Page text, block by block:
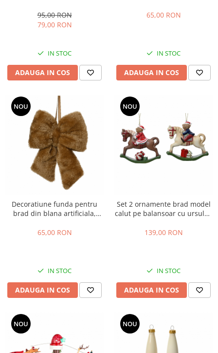
95,00 RON
79,00 RON
IN STOC
ADAUGA IN COS
65,00 RON
IN STOC
ADAUGA IN COS
NOU
Decoratiune funda pentru
brad din blana artificiala,
65,00 RON
IN STOC
ADAUGA IN COS
NOU
Set 2 ornamente brad model
calut pe balansoar cu ursulet,
139,00 RON
IN STOC
ADAUGA IN COS
NOU NOU